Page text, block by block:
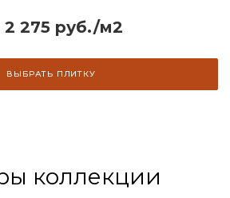
2 275 руб./м2
ВЫБРАТЬ ПЛИТКУ
коллекции